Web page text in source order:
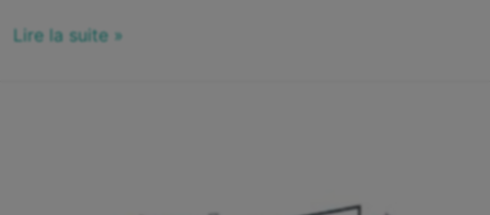
Lire la suite »